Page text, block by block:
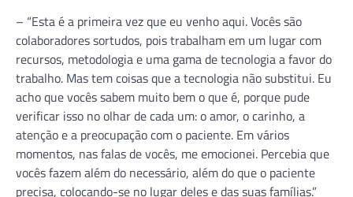
– “Esta é a primeira vez que eu venho aqui. Vocês são
colaboradores sortudos, pois trabalham em um lugar com
recursos, metodologia e uma gama de tecnologia a favor do
trabalho. Mas tem coisas que a tecnologia não substitui. Eu
acho que vocês sabem muito bem o que é, porque pude
verificar isso no olhar de cada um: o amor, o carinho, a
atenção e a preocupação com o paciente. Em vários
momentos, nas falas de vocês, me emocionei. Percebia que
vocês fazem além do necessário, além do que o paciente
precisa, colocando-se no lugar deles e das suas famílias.”